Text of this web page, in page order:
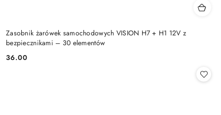
Zasobnik żarówek samochodowych VISION H7 + H1 12V z
bezpiecznikami – 30 elementów
Cena:
36.00